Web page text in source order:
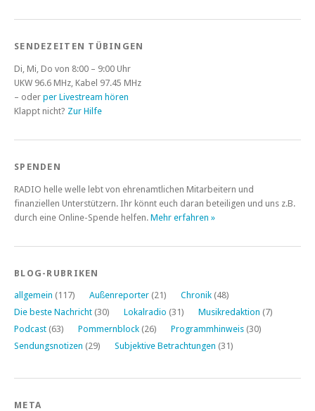
SENDEZEITEN TÜBINGEN
Di, Mi, Do von 8:00 – 9:00 Uhr
UKW 96.6 MHz, Kabel 97.45 MHz
– oder per Livestream hören
Klappt nicht? Zur Hilfe
SPENDEN
RADIO helle welle lebt von ehrenamtlichen Mitarbeitern und
finanziellen Unterstützern. Ihr könnt euch daran beteiligen und uns z.B.
durch eine Online-Spende helfen. Mehr erfahren »
BLOG-RUBRIKEN
allgemein (117) Außenreporter (21) Chronik (48)
Die beste Nachricht (30) Lokalradio (31) Musikredaktion (7)
Podcast (63) Pommernblock (26) Programmhinweis (30)
Sendungsnotizen (29) Subjektive Betrachtungen (31)
META